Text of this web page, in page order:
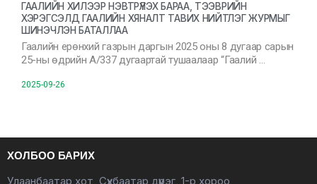
ГААЛИЙН ХИЛЭЭР НЭВТРҮҮЛЭХ БАРАА, ТЭЭВРИЙН
ХЭРЭГСЭЛД ГААЛИЙН ХЯНАЛТ ТАВИХ НИЙТЛЭГ ЖУРМЫГ
ШИНЭЧЛЭН БАТАЛЛАА
Гаалийн ерөнхий газрын даргын 2025 оны 8 дугаар сарын
25-ны өдрийн А/337 дугаартай тушаалаар “Гаалий …
2025-09-26
ХОЛБОО БАРИХ
Улаанбаатар хот, Сүхбаатар дүүрэг, 1-р хороо,